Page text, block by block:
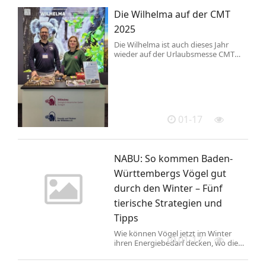
hat Handwerk BW seit 2023 kostenlos
Seminare für sie angeboten. Dank
Förderung des
Wirtschaftsministeriums und weiterer
Unterstützer wird das Programm in
Die Wilhelma auf der CMT
2025
Die Wilhelma ist auch dieses Jahr
wieder auf der Urlaubsmesse CMT
ehrenamtlichen Wilhelmabegleitern
Förderer der Wilhelma, über den
Lernspaß für Groß ...
01-17
NABU: So kommen Baden-
Württembergs Vögel gut
durch den Winter – Fünf
tierische Strategien und
Tipps
Wie können Vögel jetzt im Winter
ihren Energiebedarf decken, wo die
zu finden ist? Und wie helfen wir
01-17